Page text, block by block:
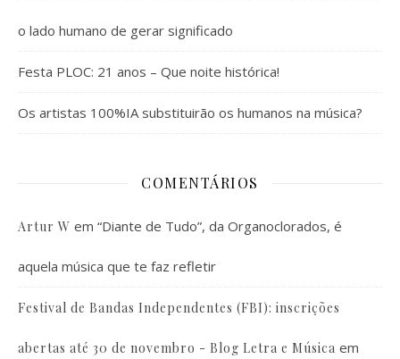
o lado humano de gerar significado
Festa PLOC: 21 anos – Que noite histórica!
Os artistas 100%IA substituirão os humanos na música?
COMENTÁRIOS
Artur W em “Diante de Tudo”, da Organoclorados, é
aquela música que te faz refletir
Festival de Bandas Independentes (FBI): inscrições
abertas até 30 de novembro - Blog Letra e Música em